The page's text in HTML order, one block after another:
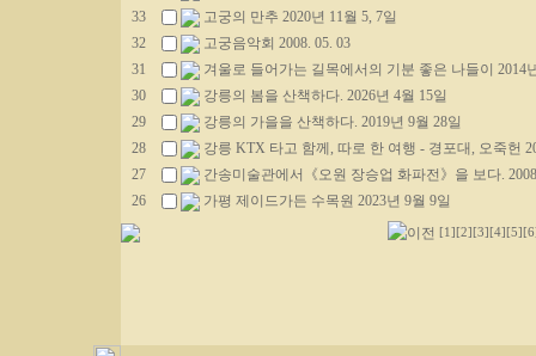
33
고궁의 만추 2020년 11월 5, 7일
32
고궁음악회 2008. 05. 03
31
겨울로 들어가는 길목에서의 기분 좋은 나들이 2014
30
강릉의 봄을 산책하다. 2026년 4월 15일
29
강릉의 가을을 산책하다. 2019년 9월 28일
28
강릉 KTX 타고 함께, 따로 한 여행 - 경포대, 오죽헌
27
간송미술관에서《오원 장승업 화파전》을 보다.
26
가평 제이드가든 수목원 2023년 9월 9일
[1] [2] [3] [4] [5]